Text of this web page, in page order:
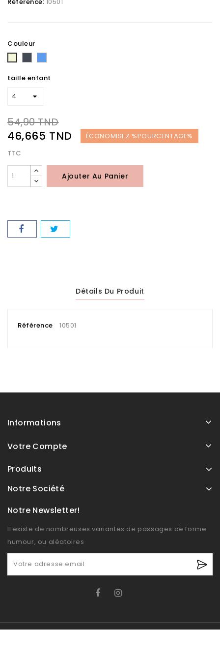
Couleur
Beige
taille enfant
54,90 TND
46,665 TND
ÉCONOMISEZ %POURCENTAGE%
TTC
Ajouter Au Panier
Détails Du Produit
Référence 10501
Informations
Votre Compte
Produits
Notre Société
Notre Newsletter!
Il existe de nombreuses variantes de passages de forme
humour, ou aléatoires